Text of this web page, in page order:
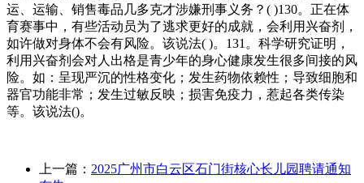
运、运输、销售毒品几多克才涉嫌刑事义务？( )130。正在体
育赛事中，有些活动员为了逃求更好的成就，会利用兴奋剂，
如许做对身体不会有风险。该说法( )。131。科学研究证明，
利用兴奋剂会对人出格是青少年的身心健康发生很多间接的风
险。如：呈现严沉的性格变化；发生药物依赖性；导致细胞和
器官功能非常；发生过敏反映；损害免疫力，惹起各类传染
等。该说法()。
上一篇： 2025广州市白云区石门街核心长儿园聘请通知